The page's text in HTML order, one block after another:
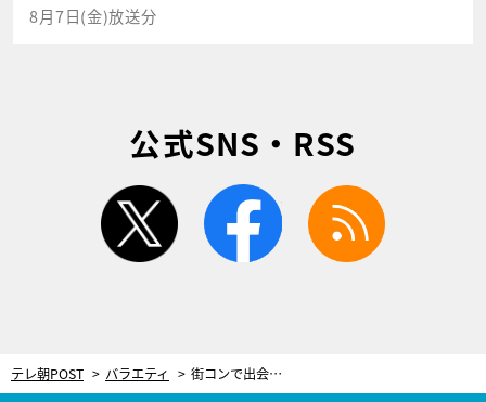
8月7日(金)放送分
公式SNS・RSS
twitter facebook
テレ朝POST バラエティ 街コンで出会った妻は「福岡のフワちゃん」 初デートでは“ワンナイト”めぐり攻防戦！